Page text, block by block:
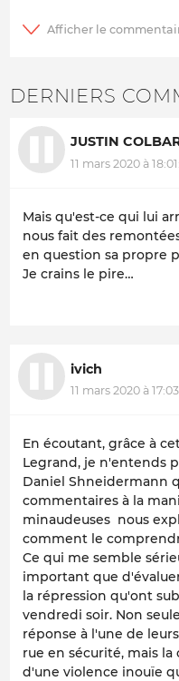
DERNIERS
JUSTIN
11 mars 2020 à
Mais qu'est-ce qui lui
nous fait des
en question sa propre
Je crains le pire…
ivich
11 mars 2020 à
En écoutant, grâce à
Legrand, je n'entends
Daniel Shneidermann
commentaires à la
minaudeuses nous
comment le
Ce qui me semble
important que
la répression qu'ont
vendredi soir. Non
réponse à l'une de
rue en sécurité, mais
d'une violence inouïe